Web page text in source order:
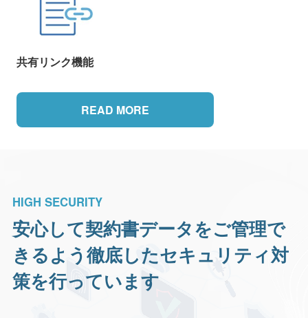
共有リンク機能
READ MORE
HIGH SECURITY
安心して契約書データをご管理で
きるよう徹底したセキュリティ対
策を行っています